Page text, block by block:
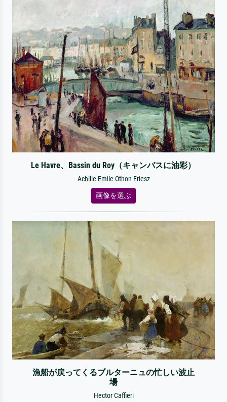
Le Havre、Bassin du Roy（キャンバスに油彩）
Achille Emile Othon Friesz
画像を選ぶ
漁船が戻ってくるブルターニュの忙しい波止
場
Hector Caffieri